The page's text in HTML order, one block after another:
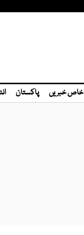
خاص خبریں پاکستان